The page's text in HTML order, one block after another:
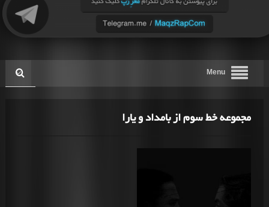
Menu
مجموعه خط سوم از بامداد و یارا